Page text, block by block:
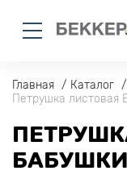
Главная Каталог
Петрушка листовая